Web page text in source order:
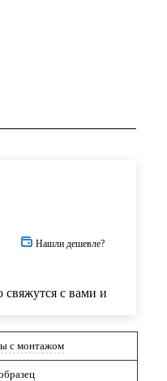
Нашли дешевле?
с вами и
с монтажом